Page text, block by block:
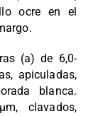
ocre en el
(a) de 6,0-
apiculadas,
blanca.
clavados,